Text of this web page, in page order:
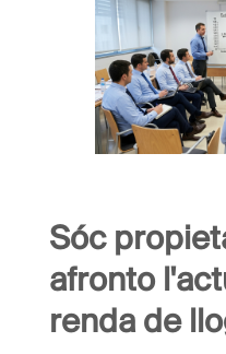
Sóc
afronto
renda de